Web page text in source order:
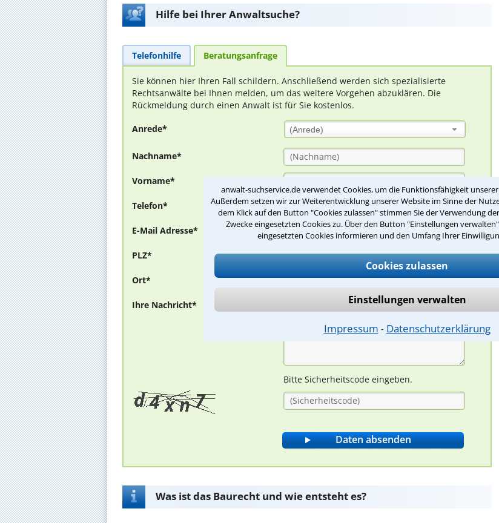
anwalt-suchservice.de verwendet Cookies, um die Funktionsfähigkeit
Außerdem setzen wir zur Weiterentwicklung unserer Website im Sinne der
dem Klick auf den Button "Cookies zulassen" stimmen Sie der Verwendung
Zwecke eingesetzten Cookies zu. Über den Button "Einstellungen
eingesetzten Cookies informieren und den Umfang Ihrer
Cookies zulassen
Einstellungen verwalten
Impressum ⁃ Datenschutzerklärung
Hilfe bei Ihrer Anwaltsuche?
Telefonhilfe Beratungsanfrage
Sie können hier Ihren Fall schildern. Anschließend werden sich spezialisierte
Rechtsanwälte bei Ihnen melden, um das weitere Vorgehen abzuklären. Die
Rückmeldung durch einen Anwalt ist für Sie kostenlos.
Anrede* (Anrede)
Nachname*
Vorname*
Telefon*
E-Mail Adresse*
PLZ*
Ort*
Ihre Nachricht*
Bitte Sicherheitscode eingeben.
Was ist das Baurecht und wie entsteht es?